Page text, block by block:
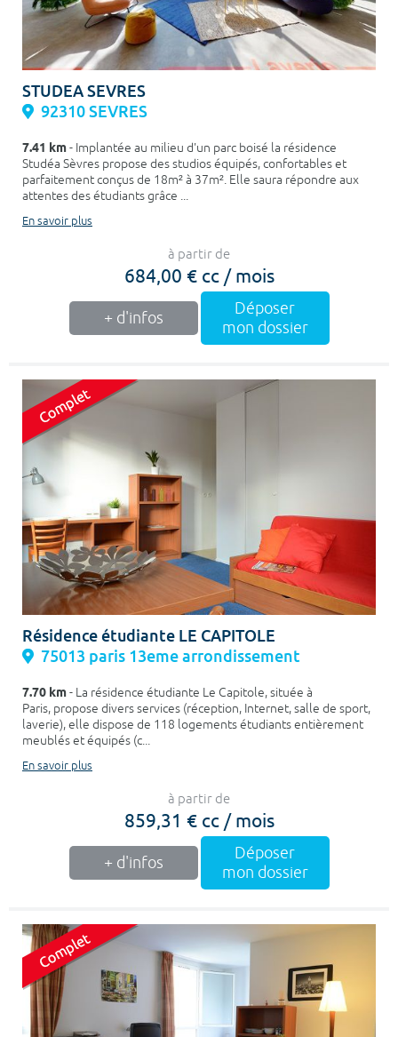
STUDEA SEVRES
92310 SEVRES
7.41 km- Implantée au milieu d'un parc boisé la résidence
Studéa Sèvres propose des studios équipés, confortables et
parfaitement conçus de 18m² à 37m². Elle saura répondre aux
attentes des étudiants grâce ...
En savoir plus
à partir de
684,00 € cc / mois
+ d'infos
Déposer
mon dossier
Résidence étudiante LE CAPITOLE
75013 paris 13eme arrondissement
7.70 km- La résidence étudiante Le Capitole, située à
Paris, propose divers services (réception, Internet, salle de sport,
laverie), elle dispose de 118 logements étudiants entièrement
meublés et équipés (c...
En savoir plus
à partir de
859,31 € cc / mois
+ d'infos
Déposer
mon dossier